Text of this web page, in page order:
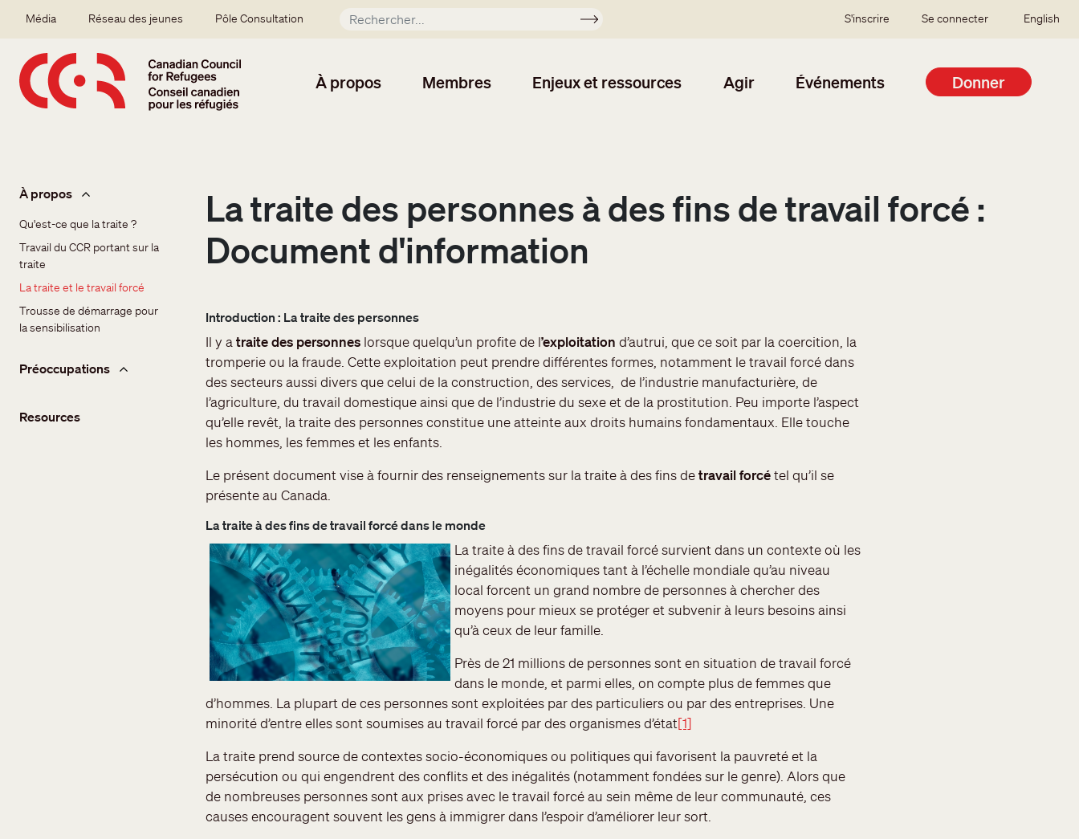
Secondary menu
Média Réseau des jeunes Pôle Consultation Soumettre SSO user menu
S'inscrire Se connecter English
À propos Membres Enjeux et ressources Agir Événements Donner
La traite des personnes à des fins de travail forcé :
Document d'information
Introduction : La traite des personnes
Il y a traite des personnes lorsque quelqu’un profite de l’exploitation d’autrui, que ce soit par la coercition, la
tromperie ou la fraude. Cette exploitation peut prendre différentes formes, notamment le travail forcé dans
des secteurs aussi divers que celui de la construction, des services, de l’industrie manufacturière, de
l’agriculture, du travail domestique ainsi que de l’industrie du sexe et de la prostitution. Peu importe l’aspect
qu’elle revêt, la traite des personnes constitue une atteinte aux droits humains fondamentaux. Elle touche
les hommes, les femmes et les enfants.
Le présent document vise à fournir des renseignements sur la traite à des fins detravail forcétel qu’il se
présente au Canada.
La traite à des fins de travail forcé dans le monde
La traite à des fins de travail forcé survient dans un contexte où les
inégalités économiques tant à l’échelle mondiale qu’au niveau
local forcent un grand nombre de personnes à chercher des
moyens pour mieux se protéger et subvenir à leurs besoins ainsi
qu’à ceux de leur famille.
Près de 21 millions de personnes sont en situation de travail forcé
dans le monde, et parmi elles, on compte plus de femmes que
d’hommes. La plupart de ces personnes sont exploitées par des particuliers ou par des entreprises. Une
minorité d’entre elles sont soumises au travail forcé par des organismes d’état[1]
La traite prend source de contextes socio-économiques ou politiques qui favorisent la pauvreté et la
persécution ou qui engendrent des conflits et des inégalités (notamment fondées sur le genre). Alors que
de nombreuses personnes sont aux prises avec le travail forcé au sein même de leur communauté, ces
causes encouragent souvent les gens à immigrer dans l’espoir d’améliorer leur sort.
Sidebar issues - Trafficking
À propos
Qu'est-ce que la traite ?
Travail du CCR portant sur la
traite
La traite et le travail forcé
Trousse de démarrage pour
la sensibilisation
Préoccupations
Resources